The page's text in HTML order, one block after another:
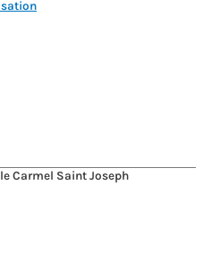
Carmel Saint Joseph